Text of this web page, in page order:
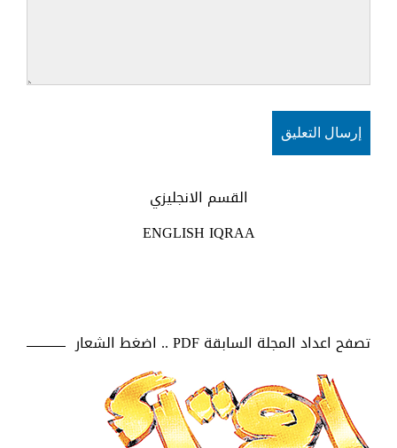
القسم الانجليزي
ENGLISH IQRAA
تصفح اعداد المجلة السابقة PDF .. اضغط الشعار